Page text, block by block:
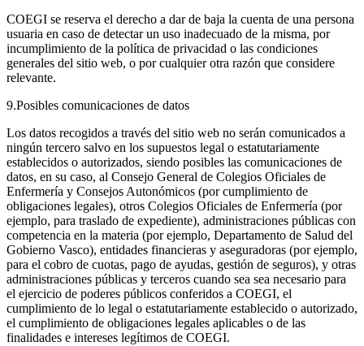
COEGI se reserva el derecho a dar de baja la cuenta de una persona
usuaria en caso de detectar un uso inadecuado de la misma, por
incumplimiento de la política de privacidad o las condiciones
generales del sitio web, o por cualquier otra razón que considere
relevante.
9.Posibles comunicaciones de datos
Los datos recogidos a través del sitio web no serán comunicados a
ningún tercero salvo en los supuestos legal o estatutariamente
establecidos o autorizados, siendo posibles las comunicaciones de
datos, en su caso, al Consejo General de Colegios Oficiales de
Enfermería y Consejos Autonómicos (por cumplimiento de
obligaciones legales), otros Colegios Oficiales de Enfermería (por
ejemplo, para traslado de expediente), administraciones públicas con
competencia en la materia (por ejemplo, Departamento de Salud del
Gobierno Vasco), entidades financieras y aseguradoras (por ejemplo,
para el cobro de cuotas, pago de ayudas, gestión de seguros), y otras
administraciones públicas y terceros cuando sea sea necesario para
el ejercicio de poderes públicos conferidos a COEGI, el
cumplimiento de lo legal o estatutariamente establecido o autorizado,
el cumplimiento de obligaciones legales aplicables o de las
finalidades e intereses legítimos de COEGI.